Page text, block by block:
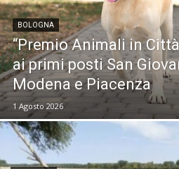
BOLOGNA
“Premio Animali in
ai primi posti San
Modena e Piacenza
1 Agosto 2026